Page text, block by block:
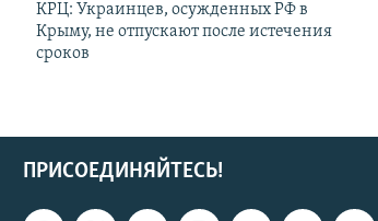
КРЦ: Украинцев, осужденных РФ в
Крыму, не отпускают после истечения
сроков
ПРИСОЕДИНЯЙТЕСЬ!